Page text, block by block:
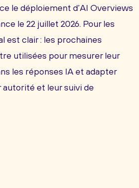
le déploiement d’AI Overviews
le 22 juillet 2026. Pour les
est clair : les prochaines
utilisées pour mesurer leur
les réponses IA et adapter
et leur suivi de